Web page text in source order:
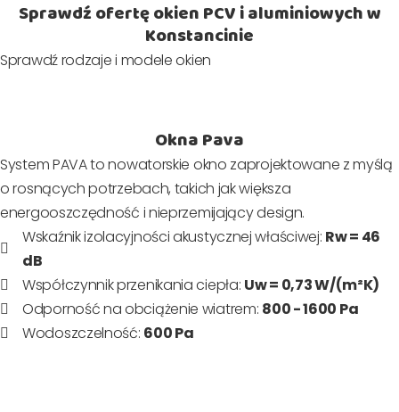
Sprawdź ofertę okien PCV i aluminiowych w
Konstancinie
Sprawdź rodzaje i modele okien
Okna Pava
System PAVA to nowatorskie okno zaprojektowane z myślą
o rosnących potrzebach, takich jak większa
energooszczędność i nieprzemijający design.
Wskaźnik izolacyjności akustycznej właściwej: Rw = 46
dB
Współczynnik przenikania ciepła: Uw = 0,73 W/(m²K)
Odporność na obciążenie wiatrem: 800 - 1600 Pa
Wodoszczelność: 600 Pa